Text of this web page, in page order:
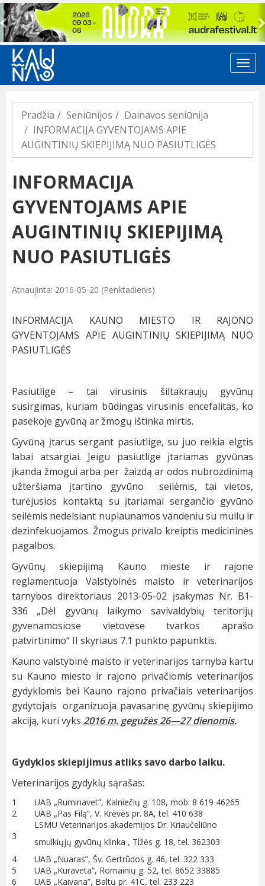
Previous
Pradžia Seniūnijos
Dainavos seniūnija
INFORMACIJA GYVENTOJAMS APIE
AUGINTINIŲ SKIEPIJIMĄ NUO PASIUTLIGĖS
INFORMACIJA
GYVENTOJAMS APIE
AUGINTINIŲ SKIEPIJIMĄ
NUO PASIUTLIGĖS
Atnaujinta: 2016-05-20 (Penktadienis)
INFORMACIJA KAUNO MIESTO IR RAJONO
GYVENTOJAMS APIE AUGINTINIŲ SKIEPIJIMĄ NUO
PASIUTLIGĖS
Pasiutligė – tai virusinis šiltakraujų gyvūnų
susirgimas, kuriam būdingas virusinis encefalitas, ko
pasekoje gyvūną ar žmogų ištinka mirtis.
Gyvūną įtarus sergant pasiutlige, su juo reikia elgtis
labai atsargiai. Jeigu pasiutlige įtariamas gyvūnas
įkanda žmogui arba per žaizdą ar odos nubrozdinimą
užteršiama įtartino gyvūno seilėmis, tai vietos,
turėjusios kontaktą su įtariamai sergančio gyvūno
seilėmis nedelsiant nuplaunamos vandeniu su muilu ir
dezinfekuojamos. Žmogus privalo kreiptis medicininės
pagalbos.
Gyvūnų skiepijimą Kauno mieste ir rajone
reglamentuoja Valstybinės maisto ir veterinarijos
tarnybos direktoriaus 2013-05-02 įsakymas Nr. B1-
336 „Dėl gyvūnų laikymo savivaldybių teritorijų
gyvenamosiose vietovėse tvarkos aprašo
patvirtinimo“ II skyriaus 7.1 punkto papunktis.
Kauno valstybinė maisto ir veterinarijos tarnyba kartu
su Kauno miesto ir rajono privačiomis veterinarijos
gydyklomis bei Kauno rajono privačiais veterinarijos
gydytojais organizuoja pavasarinę gyvūnų skiepijimo
akciją, kuri vyks 2016 m. gegužės 26—27 dienomis.
Gydyklos skiepijimus atliks savo darbo laiku.
Veterinarijos gydyklų sąrašas:
1
UAB „Ruminavet”, Kalniečių g. 108, mob. 8 619 46265
2
UAB „Pas Filą”, V. Krėvės pr. 8A, tel. 410 638
3
LSMU Veterinarijos akademijos Dr. Kriaučeliūno
smulkiųjų gyvūnų klinka , Tlžės g. 18, tel. 362303
4
UAB „Nuaras”, Šv. Gertrūdos g. 46, tel. 322 333
5
UAB „Kuraveta“, Romainių g. 52, tel. 8652 33885
6
UAB „Kaivana”, Baltų pr. 41C, tel. 233 223